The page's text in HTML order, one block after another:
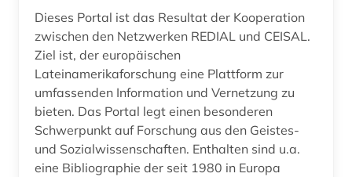
volksmusik (1)
wörterbuch (12)
zarzuela (1)
zeitschrift (3)
Dieses Portal ist das Resultat der Kooperation
zwischen den Netzwerken REDIAL und CEISAL.
Ziel ist, der europäischen
Lateinamerikaforschung eine Plattform zur
umfassenden Information und Vernetzung zu
bieten. Das Portal legt einen besonderen
Schwerpunkt auf Forschung aus den Geistes-
und Sozialwissenschaften. Enthalten sind u.a.
eine Bibliographie der seit 1980 in Europa